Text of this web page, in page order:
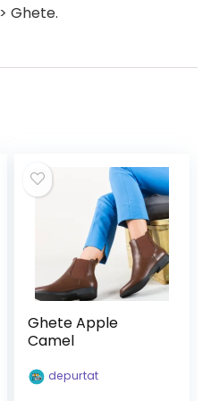
Ghete.
Ghete Apple
Camel
depurtat